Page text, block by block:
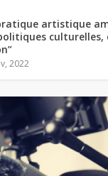
artistique
culturelles,
2022